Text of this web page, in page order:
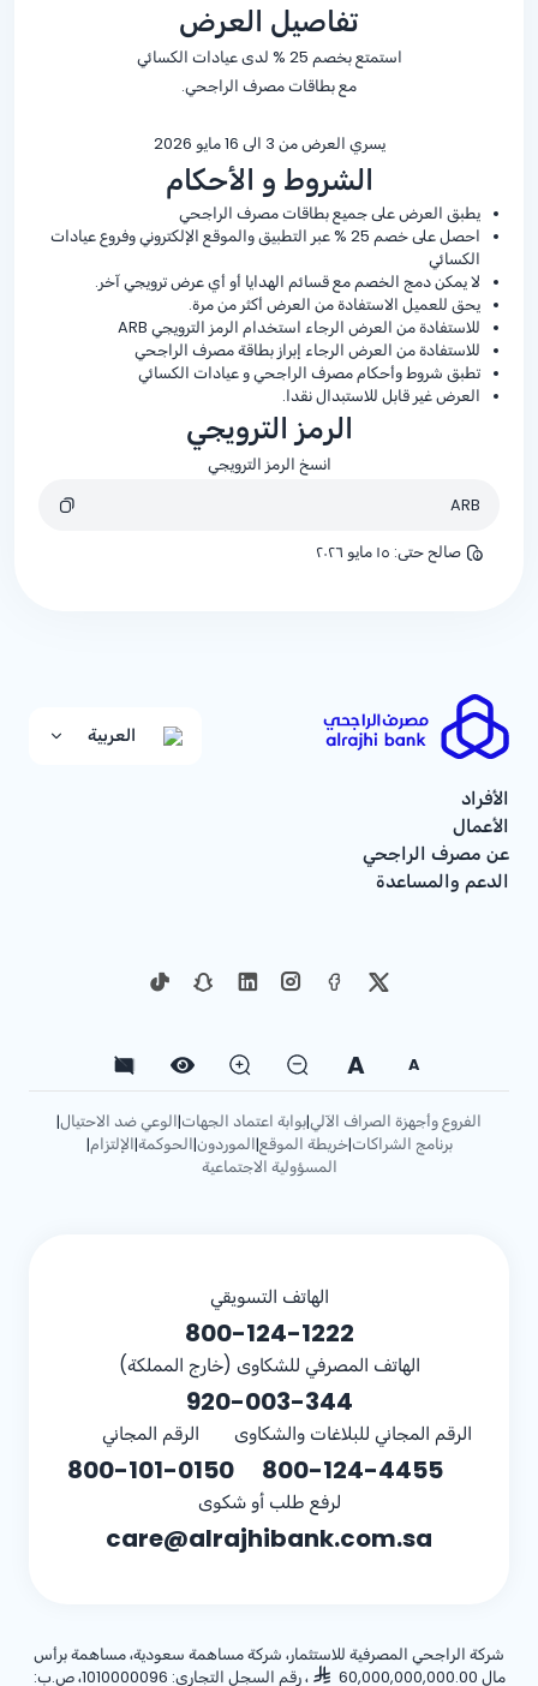
تفاصيل العرض
استمتع بخصم % 25 لدى عيادات الكسائي
مع بطاقات مصرف الراجحي.
يسري العرض من 3 الى 16 مايو 2026
الشروط و الأحكام
يطبق العرض على جميع بطاقات مصرف الراجحي
احصل على خصم % 25 عبر التطبيق والموقع الإلكتروني وفروع عيادات
الكسائي
لا يمكن دمج الخصم مع قسائم الهدايا أو أي عرض ترويجي آخر.
يحق للعميل الاستفادة من العرض أكثر من مرة.
للاستفادة من العرض الرجاء استخدام الرمز الترويجي ARB
للاستفادة من العرض الرجاء إبراز بطاقة مصرف الراجحي
تطبق شروط وأحكام مصرف الراجحي و عيادات الكسائي
العرض غير قابل للاستبدال نقدا.
الرمز الترويجي
انسخ الرمز الترويجي
ARB
صالح حتى: ١٥ مايو ٢٠٢٦
العربية
الأفراد
الأعمال
عن مصرف الراجحي
الدعم والمساعدة
A
A
الفروع وأجهزة الصراف الآلي|بوابة اعتماد الجهات|الوعي ضد الاحتيال|
برنامج الشراكات|خريطة الموقع|الموردون|الحوكمة|الإلتزام|
المسؤولية الاجتماعية
الهاتف التسويقي
800-124-1222
الهاتف المصرفي للشكاوى (خارج المملكة)
920-003-344
الرقم المجاني للبلاغات والشكاوى
800-124-4455
الرقم المجاني
800-101-0150
لرفع طلب أو شكوى
care@alrajhibank.com.sa
شركة الراجحي المصرفية للاستثمار، شركة مساهمة سعودية، مساهمة برأس
مال 60,000,000,000.00
، رقم السجل التجاري: 1010000096، ص.ب: